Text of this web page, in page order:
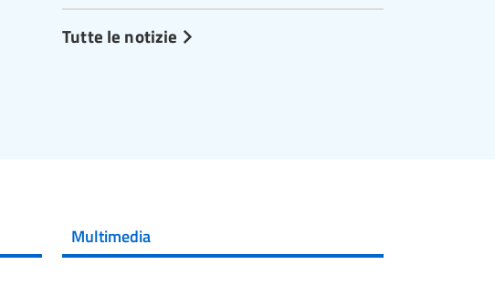
Tutte le notizie
Multimedia